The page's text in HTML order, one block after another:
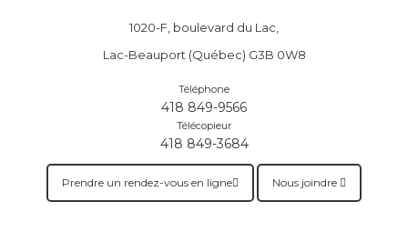
1020-F, boulevard du Lac,
Lac-Beauport (Québec) G3B 0W8
Téléphone
418 849-9566
Télécopieur
418 849-3684
Prendre un rendez-vous en ligne Nous joindre